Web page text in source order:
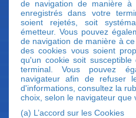
de navigation de manière
enregistrés dans votre
soient rejetés, soit
émetteur. Vous pouvez
de navigation de manière à
des cookies vous soient
qu'un cookie soit
terminal. Vous pouvez
navigateur afin de refuser
d'informations, consultez la
choix, selon le navigateur que
(a) L’accord sur les Cookies